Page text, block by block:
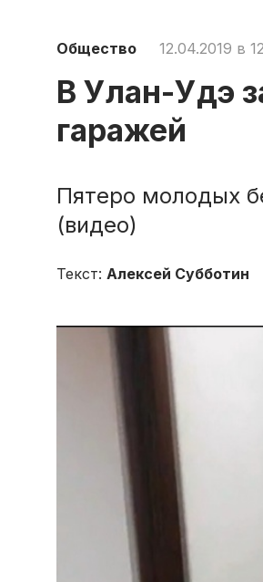
Общество 12.04.2019 в
В Улан-Удэ
гаражей
Пятеро молодых
(видео)
Текст: Алексей Субботин